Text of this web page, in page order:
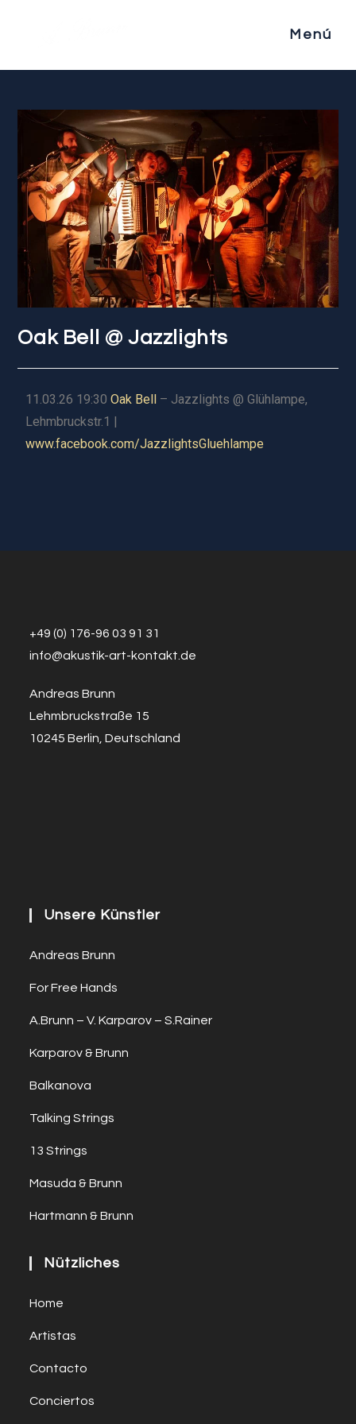
Menú
Oak Bell @ Jazzlights
11.03.26 19:30Oak Bell – Jazzlights @ Glühlampe,
Lehmbruckstr.1 |
www.facebook.com/JazzlightsGluehlampe
+49 (0) 176-96 03 91 31
info@akustik-art-kontakt.de
Andreas Brunn
Lehmbruckstraße 15
10245 Berlin, Deutschland
Unsere Künstler
Andreas Brunn
For Free Hands
A.Brunn – V. Karparov – S.Rainer
Karparov & Brunn
Balkanova
Talking Strings
13 Strings
Masuda & Brunn
Hartmann & Brunn
Nützliches
Home
Artistas
Contacto
Conciertos